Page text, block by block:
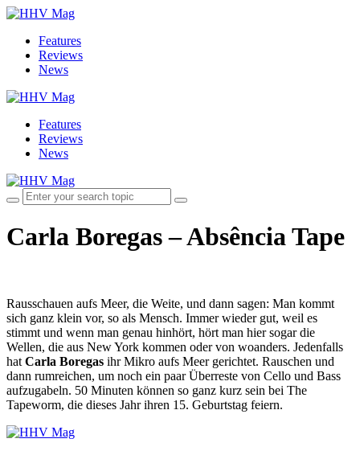
Features
Reviews
News
Features
Reviews
News
Carla Boregas – Absência Tape
Rausschauen aufs Meer, die Weite, und dann sagen: Man kommt
sich ganz klein vor, so als Mensch. Immer wieder gut, weil es
stimmt und wenn man genau hinhört, hört man hier sogar die
Wellen, die aus New York kommen oder von woanders. Jedenfalls
hat Carla Boregas ihr Mikro aufs Meer gerichtet. Rauschen und
dann rumreichen, um noch ein paar Überreste von Cello und Bass
aufzugabeln. 50 Minuten können so ganz kurz sein bei The
Tapeworm, die dieses Jahr ihren 15. Geburtstag feiern.